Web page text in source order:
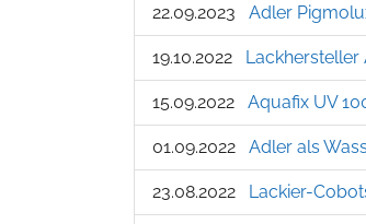
22.09.2023 Adler
19.10.2022 Lackhersteller
15.09.2022 Aquafix UV
01.09.2022 Adler als
23.08.2022 Lackier-